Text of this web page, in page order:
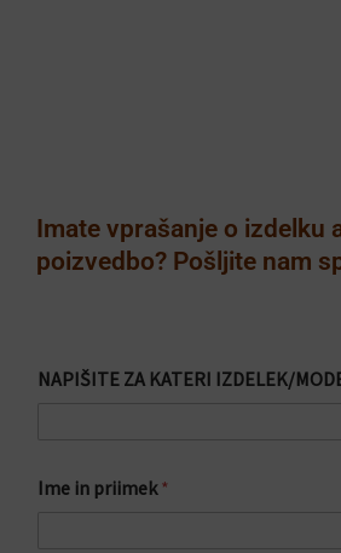
Imate vprašanje o izdelku
poizvedbo? Pošljite nam
NAPIŠITE ZA KATERI IZDELEK/
Ime in priimek*